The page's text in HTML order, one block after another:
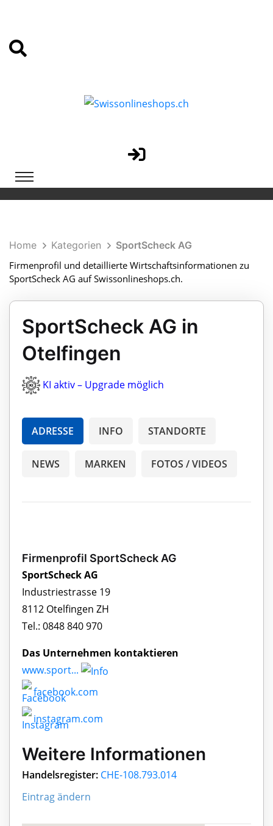
Home Kategorien
SportScheck AG
Firmenprofil und detaillierte Wirtschaftsinformationen zu
SportScheck AG auf Swissonlineshops.ch.
SportScheck AG in
Otelfingen
KI aktiv – Upgrade möglich
ADRESSE INFO STANDORTE
NEWS MARKEN FOTOS / VIDEOS
Firmenprofil SportScheck AG
SportScheck AG
Industriestrasse 19
8112 Otelfingen ZH
Tel.: 0848 840 970
Das Unternehmen kontaktieren
www.sport...
facebook.com
instagram.com
Weitere Informationen
Handelsregister: CHE-108.793.014
Eintrag ändern